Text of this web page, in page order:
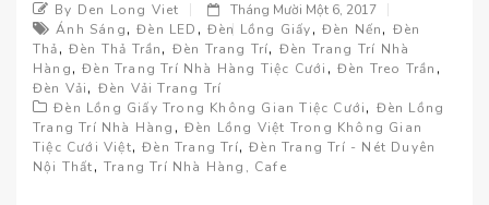
By Den Long Viet
Tháng Mười Một 6, 2017
Ánh Sáng,Đèn LED ,Đèn Lồng Giấy,Đèn Nến, Đèn
Thả,Đèn Thả Trần, Đèn Trang Trí, Đèn Trang Trí Nhà
Hàng,Đèn Trang Trí Nhà Hàng Tiệc Cưới ,Đèn Treo Trần ,
Đèn Vải, Đèn Vải Trang Trí
Đèn Lồng Giấy Trong Không Gian Tiệc Cưới, Đèn Lồng
Trang Trí Nhà Hàng ,Đèn Lồng Việt Trong Không Gian
Tiệc Cưới Việt,Đèn Trang Trí,Đèn Trang Trí - Nét Duyên
Nội Thất,Trang Trí Nhà Hàng, Cafe